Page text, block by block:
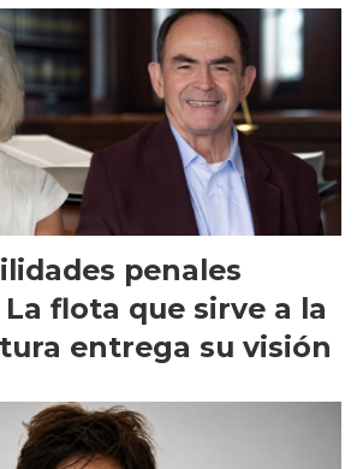
penales
flota que sirve a la
entrega su visión